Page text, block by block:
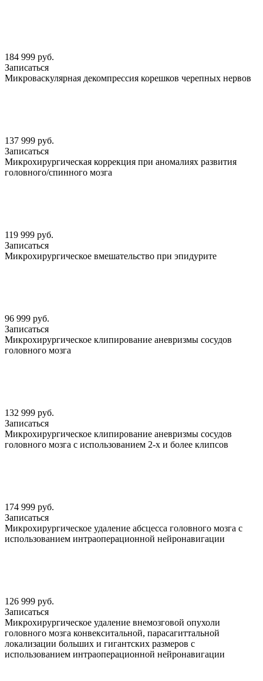
184 999 руб.
Записаться
Микроваскулярная декомпрессия корешков черепных нервов
137 999 руб.
Записаться
Микрохирургическая коррекция при аномалиях развития
головного/спинного мозга
119 999 руб.
Записаться
Микрохирургическое вмешательство при эпидурите
96 999 руб.
Записаться
Микрохирургическое клипирование аневризмы сосудов
головного мозга
132 999 руб.
Записаться
Микрохирургическое клипирование аневризмы сосудов
головного мозга с использованием 2-х и более клипсов
174 999 руб.
Записаться
Микрохирургическое удаление абсцесса головного мозга с
использованием интраоперационной нейронавигации
126 999 руб.
Записаться
Микрохирургическое удаление внемозговой опухоли
головного мозга конвекситальной, парасагиттальной
локализации больших и гигантских размеров с
использованием интраоперационной нейронавигации